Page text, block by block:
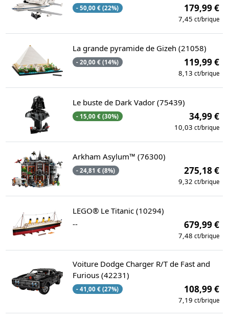
- 50,00 € (22%) 179,99 €
7,45 ct/brique
La grande pyramide de Gizeh (21058)
- 20,00 € (14%) 119,99 €
8,13 ct/brique
Le buste de Dark Vador (75439)
- 15,00 € (30%) 34,99 €
10,03 ct/brique
Arkham Asylum™ (76300)
- 24,81 € (8%) 275,18 €
9,32 ct/brique
LEGO® Le Titanic (10294)
--
679,99 €
7,48 ct/brique
Voiture Dodge Charger R/T de Fast and
Furious (42231)
- 41,00 € (27%) 108,99 €
7,19 ct/brique